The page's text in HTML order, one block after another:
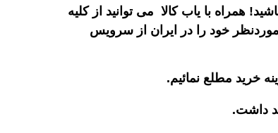
همراه با یاب کالا می توانید از کلیه
خود را در ایران از سرویس
خرید مطلع نمائیم.
داشت.